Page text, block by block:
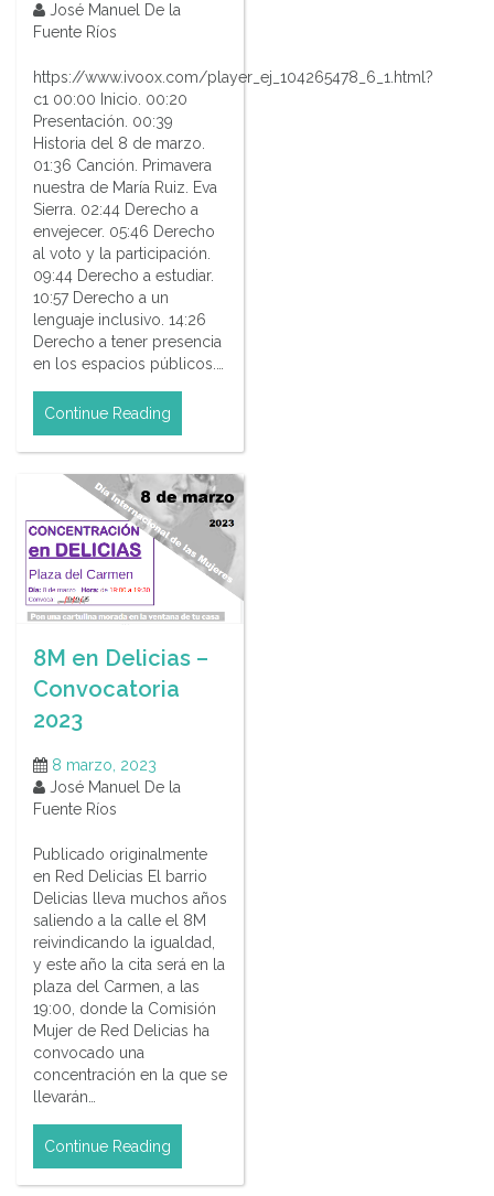
José Manuel De la
Fuente Ríos
https://www.ivoox.com/player_ej_104265478_6_1.html?
c1 00:00 Inicio. 00:20
Presentación. 00:39
Historia del 8 de marzo.
01:36 Canción. Primavera
nuestra de María Ruiz. Eva
Sierra. 02:44 Derecho a
envejecer. 05:46 Derecho
al voto y la participación.
09:44 Derecho a estudiar.
10:57 Derecho a un
lenguaje inclusivo. 14:26
Derecho a tener presencia
en los espacios públicos.…
Continue Reading
8M en Delicias –
Convocatoria
2023
8 marzo, 2023
José Manuel De la
Fuente Ríos
Publicado originalmente
en Red Delicias El barrio
Delicias lleva muchos años
saliendo a la calle el 8M
reivindicando la igualdad,
y este año la cita será en la
plaza del Carmen, a las
19:00, donde la Comisión
Mujer de Red Delicias ha
convocado una
concentración en la que se
llevarán…
Continue Reading